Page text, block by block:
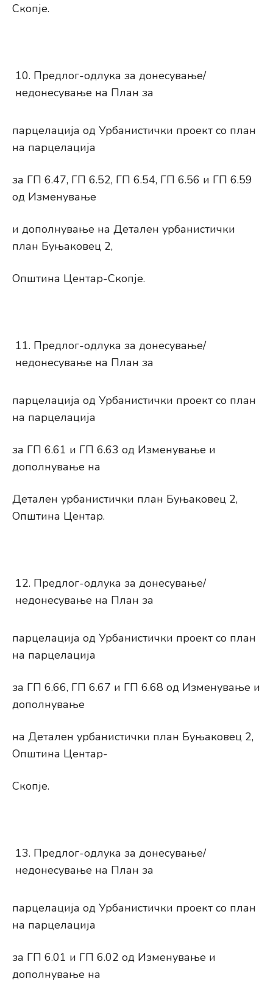
Скопје.
Предлог-одлука за донесување/
недонесување на План за
парцелација од Урбанистички проект со план
на парцелација
за ГП 6.47, ГП 6.52, ГП 6.54, ГП 6.56 и ГП 6.59
од Изменување
и дополнување на Детален урбанистички
план Буњаковец 2,
Општина Центар-Скопје.
Предлог-одлука за донесување/
недонесување на План за
парцелација од Урбанистички проект со план
на парцелација
за ГП 6.61 и ГП 6.63 од Изменување и
дополнување на
Детален урбанистички план Буњаковец 2,
Општина Центар.
Предлог-одлука за донесување/
недонесување на План за
парцелација од Урбанистички проект со план
на парцелација
за ГП 6.66, ГП 6.67 и ГП 6.68 од Изменување и
дополнување
на Детален урбанистички план Буњаковец 2,
Општина Центар-
Скопје.
Предлог-одлука за донесување/
недонесување на План за
парцелација од Урбанистички проект со план
на парцелација
за ГП 6.01 и ГП 6.02 од Изменување и
дополнување на